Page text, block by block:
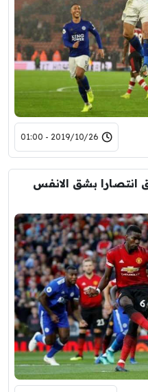
2019/10/26 - 01:00
انتصارا بشق الانفس